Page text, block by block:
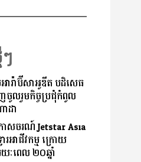
អារ៉ាប៊ីសាអូឌីត បដិសេធ
ចូលរួមកិច្ចប្រជុំកំពូល
ដា
ាសចរណ៍ Jetstar Asia
រអាជីវកម្ម ក្រោយ
យៈពេល ២០ឆ្នាំ